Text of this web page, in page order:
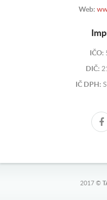
Web:
IČO:
DIČ:
IČ DPH:
2017 ©